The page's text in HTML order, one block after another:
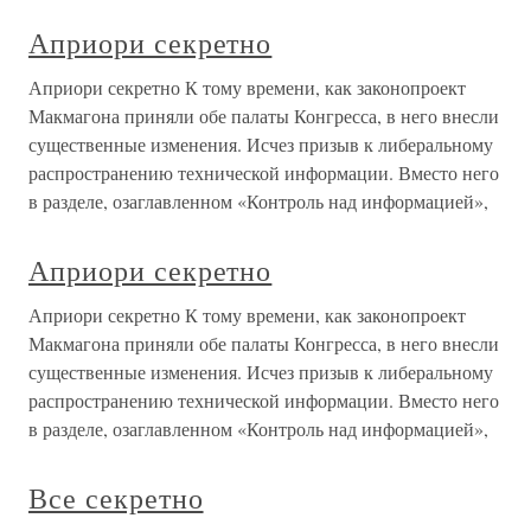
Априори секретно
Априори секретно К тому времени, как законопроект
Макмагона приняли обе палаты Конгресса, в него внесли
существенные изменения. Исчез призыв к либеральному
распространению технической информации. Вместо него
в разделе, озаглавленном «Контроль над информацией»,
Априори секретно
Априори секретно К тому времени, как законопроект
Макмагона приняли обе палаты Конгресса, в него внесли
существенные изменения. Исчез призыв к либеральному
распространению технической информации. Вместо него
в разделе, озаглавленном «Контроль над информацией»,
Все секретно